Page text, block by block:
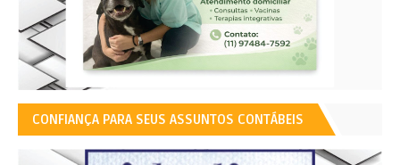
CONFIANÇA PARA SEUS ASSUNTOS CONTÁBEIS